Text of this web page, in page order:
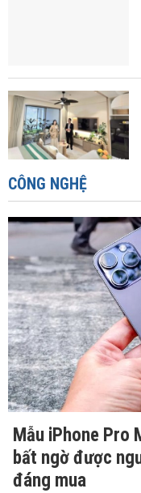
CÔNG NGHỆ
Mẫu iPhone Pro
bất ngờ được
đáng mua